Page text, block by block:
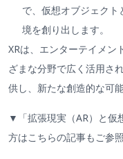
で、仮想オブジェク
境を創り出します。
XRは、エンターテイメン
ざまな分野で広く活用さ
供し、新たな創造的な可
▼「拡張現実（AR）と仮
方はこちらの記事もご参照